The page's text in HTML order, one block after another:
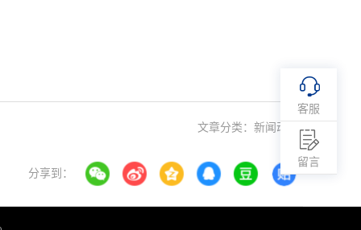
文章分类： 新闻动态
分享到：
客服
留言